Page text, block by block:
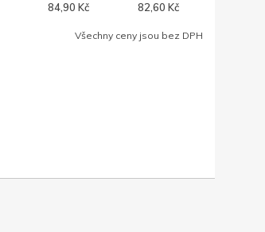
84,90 Kč 82,60 Kč
Všechny ceny jsou bez DPH